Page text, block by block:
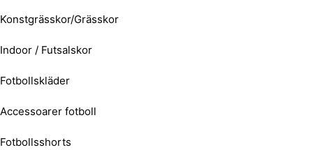
Konstgrässkor/Grässkor
Indoor / Futsalskor
Fotbollskläder
Accessoarer fotboll
Fotbollsshorts